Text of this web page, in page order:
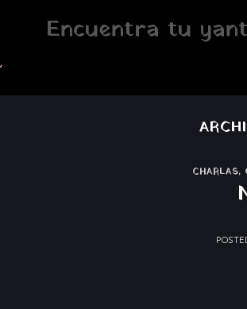
Encuentra tu
CHARLAS,